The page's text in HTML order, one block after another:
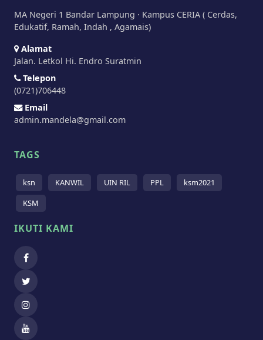
MA Negeri 1 Bandar Lampung ⋅ Kampus CERIA ( Cerdas,
Edukatif, Ramah, Indah , Agamais)
Alamat
Jalan. Letkol Hi. Endro Suratmin
Telepon
(0721)706448
Email
admin.mandela@gmail.com
TAGS
ksn KANWIL UIN RIL PPL
ksm2021
KSM
IKUTI KAMI